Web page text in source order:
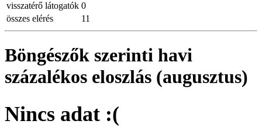
visszatérő látogatók 0
összes elérés
11
Böngészők szerinti havi
százalékos eloszlás (augusztus)
Nincs adat :(